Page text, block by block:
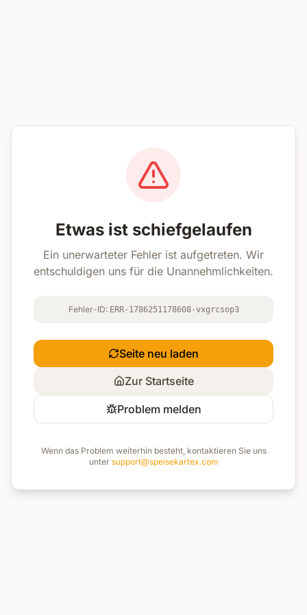
Etwas ist schiefgelaufen
Ein unerwarteter Fehler ist aufgetreten. Wir
entschuldigen uns für die Unannehmlichkeiten.
Fehler-ID: ERR-1786251178608-vxgrcsop3
Seite neu laden
Zur Startseite
Problem melden
Wenn das Problem weiterhin besteht, kontaktieren Sie uns
unter support@speisekartex.com